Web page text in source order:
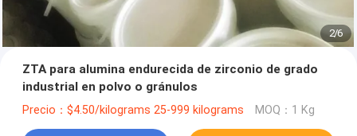
2/6
ZTA para alumina endurecida de zirconio de grado
industrial en polvo o gránulos
Precio：$4.50/kilograms 25-999 kilograms MOQ：1 Kg